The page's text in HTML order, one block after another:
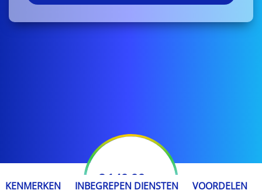
€ 149,99 / jaar
KENMERKEN INBEGREPEN DIENSTEN
VOORDELEN